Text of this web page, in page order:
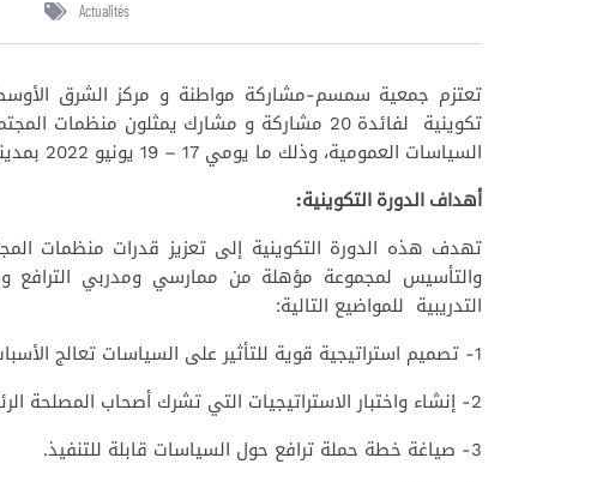
Actualités
تعتزم جمعية سمسم-مشاركة مواطنة و مركز الشرق الأوسط
تكوينية لفائدة 20 مشاركة و مشارك يمثلون
السياسات العمومية، وذلك ما يومي 17 – 19 يونيو 2022 بمدينة الرباط.
أهداف الدورة التكوينية:
تهدف هذه الدورة التكوينية إلى تعزيز قدرات منظمات
والتأسيس لمجموعة مؤهلة من ممارسي ومدربي الترافع
التدريبية للمواضيع التالية:
1- تصميم استراتيجية قوية للتأثير على السياسات تعالج الأسباب الجذرية لقضية الترافع؛
2- إنشاء واختبار الاستراتيجيات التي تشرك أصحاب المصلحة الرئيسيين؛
3- صياغة خطة حملة ترافع حول السياسات قابلة للتنفيذ.